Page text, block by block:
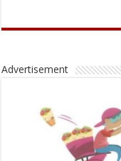
Advertisement